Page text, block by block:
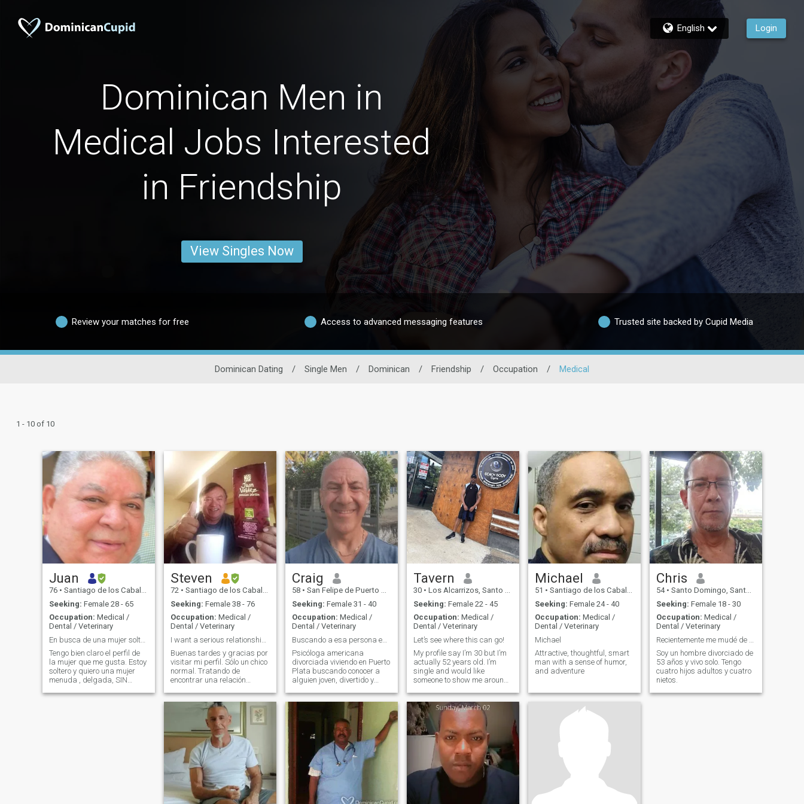
English Login
Dominican Men in
Medical Jobs Interested
in Friendship
View Singles Now
Review your matches for free Access to advanced messaging features Trusted site backed by Cupid Media
Dominican Dating / Single Men / Dominican / Friendship / Occupation / Medical
1 - 10 of 10
Juan
76 • Santiago de los Caballeros, Santiago, Dominican Republic
Seeking: Female 28 - 65
Occupation: Medical /
Dental / Veterinary
En busca de una mujer soltera de 28 a 55 años
Tengo bien claro el perfil de
la mujer que me gusta. Estoy
soltero y quiero una mujer
menuda , delgada, SIN
originales , de gusto frugal ,
Steven
72 • Santiago de los Caballeros, Santiago, Dominican Republic
Seeking: Female 38 - 76
Occupation: Medical /
Dental / Veterinary
Buenas tardes y gracias por
visitar mi perfil. Sólo un chico
normal. Tratando de
encontrar una relación
la ciudad de santiago de Los
caballeros recién
comenzando mis vacaciones.
Espero que podamos
conocernos para poder in
Craig
58 • San Felipe de Puerto Plata, Puerto Plata, Dominican Republic
Seeking: Female 31 - 40
Occupation: Medical /
Dental / Veterinary
Buscando a esa persona especial para compartir mi
Psicóloga americana
divorciada viviendo en Puerto
Plata buscando conocer a
alguien joven, divertido y
mi vida. Me encanta la playa
y cualquier cosa al aire libre.
Me encanta cocinar y
disfruto de la música. Muy
cariñosa, romántica,
apasionada y sexual.
Buscando que mi próxima
relación sea la última.
Tavern
30 • Los Alcarrizos, Santo Domingo, Dominican Republic
Seeking: Female 22 - 45
Occupation: Medical /
Dental / Veterinary
Let’s see where this can go!
My profile say I’m 30 but I’m
actually 52 years old. I’m
single and would like
someone to show me around
having a good time.
Michael
51 • Santiago de los Caballeros, Santiago, Dominican Republic
Seeking: Female 24 - 40
Occupation: Medical /
Dental / Veterinary
Michael
Attractive, thoughtful, smart
man with a sense of humor,
and adventure
Chris
54 • Santo Domingo, Santo Domingo, Dominican Republic
Seeking: Female 18 - 30
Occupation: Medical /
Dental / Veterinary
Soy un hombre divorciado de
53 años y vivo solo. Tengo
cuatro hijos adultos y cuatro
nietos.